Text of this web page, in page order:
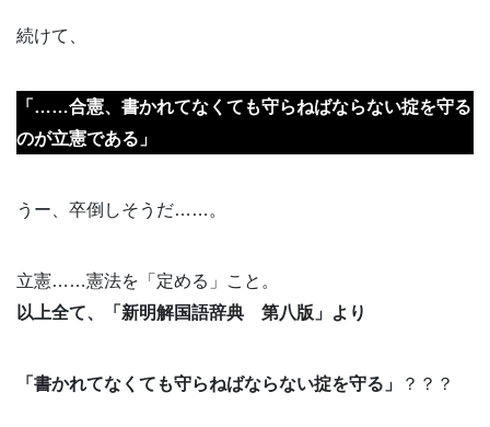
続けて、
「……合憲、書かれてなくても守らねばならない掟を守る
のが立憲である」
うー、卒倒しそうだ……。
立憲……憲法を「定める」こと。
以上全て、「新明解国語辞典 第八版」より
「書かれてなくても守らねばならない掟を守る」 ？？？